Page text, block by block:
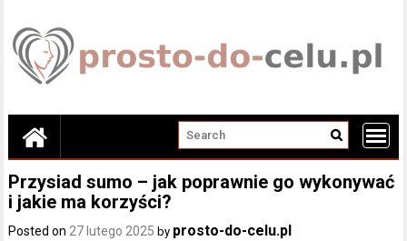
content
Przysiad sumo – jak poprawnie go wykonywać
i jakie ma korzyści?
Posted on27 lutego 2025 by prosto-do-celu.pl